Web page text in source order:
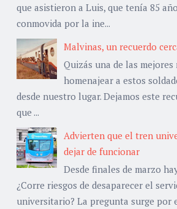
que asistieron a Luis, que tenía 85
conmovida por la ine...
Malvinas, un recuerdo
Quizás una de las mejores
homenajear a estos
desde nuestro lugar. Dejamos este
que ...
Advierten que el tren
dejar de funcionar
Desde finales de marzo
¿Corre riesgos de desaparecer el
universitario? La pregunta surge por